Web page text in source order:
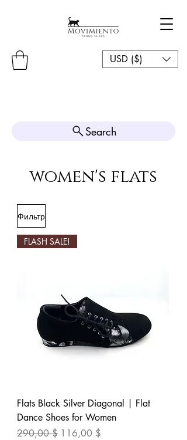
USD ($)
Search
women's flats
Фильтр
FLASH SALE!
Flats Black Silver Diagonal | Flat
Dance Shoes for Women
Обычная цена
290,00 $ Цена со скидкой
116,00 $